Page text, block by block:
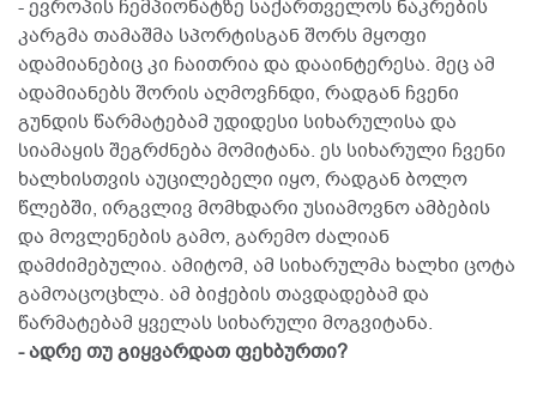
- ევროპის ჩემპიონატზე საქართველოს ნაკრების
კარგმა თამაშმა სპორტისგან შორს მყოფი
ადამიანებიც კი ჩაითრია და დააინტერესა. მეც ამ
ადამიანებს შორის აღმოვჩნდი, რადგან ჩვენი
გუნდის წარმატებამ უდიდესი სიხარულისა და
სიამაყის შეგრძნება მომიტანა. ეს სიხარული ჩვენი
ხალხისთვის აუცილებელი იყო, რადგან ბოლო
წლებში, ირგვლივ მომხდარი უსიამოვნო ამბების
და მოვლენების გამო, გარემო ძალიან
დამძიმებულია. ამიტომ, ამ სიხარულმა ხალხი ცოტა
გამოაცოცხლა. ამ ბიჭების თავდადებამ და
წარმატებამ ყველას სიხარული მოგვიტანა.
- ადრე თუ გიყვარდათ ფეხბურთი?